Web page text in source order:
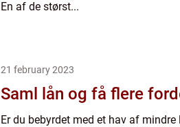
En af de størst...
21 february 2023
Saml lån og få flere
Er du bebyrdet med et hav af